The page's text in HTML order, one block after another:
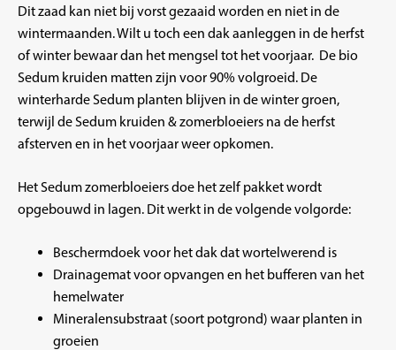
Dit zaad kan niet bij vorst gezaaid worden en niet in de
wintermaanden. Wilt u toch een dak aanleggen in de herfst
of winter bewaar dan het mengsel tot het voorjaar. De bio
Sedum kruiden matten zijn voor 90% volgroeid. De
winterharde Sedum planten blijven in de winter groen,
terwijl de Sedum kruiden & zomerbloeiers na de herfst
afsterven en in het voorjaar weer opkomen.
Het Sedum zomerbloeiers doe het zelf pakket wordt
opgebouwd in lagen. Dit werkt in de volgende volgorde:
Beschermdoek voor het dak dat wortelwerend is
Drainagemat voor opvangen en het bufferen van het
hemelwater
Mineralensubstraat (soort potgrond) waar planten in
groeien